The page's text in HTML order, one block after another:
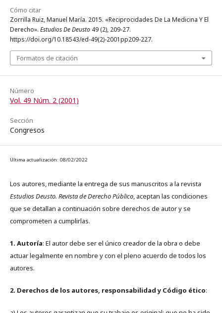
Cómo citar
Zorrilla Ruiz, Manuel María. 2015. «Reciprocidades De La Medicina Y El
Derecho». Estudios De Deusto 49 (2), 209-27.
https://doi.org/10.18543/ed-49(2)-2001pp209-227.
Formatos de citación
Número
Vol. 49 Núm. 2 (2001)
Sección
Congresos
Última actualización: 08/02/2022
Los autores, mediante la entrega de sus manuscritos a la revista
Estudios Deusto. Revista de Derecho Público, aceptan las condiciones
que se detallan a continuación sobre derechos de autor y se
comprometen a cumplirlas.
1. Autoría: El autor debe ser el único creador de la obra o debe
actuar legalmente en nombre y con el pleno acuerdo de todos los
autores.
2. Derechos de los autores, responsabilidad y Código ético: